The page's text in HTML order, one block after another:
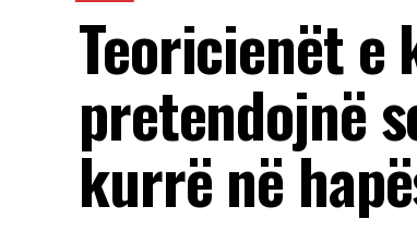
Teoricienët
pretendojnë
kurrë në